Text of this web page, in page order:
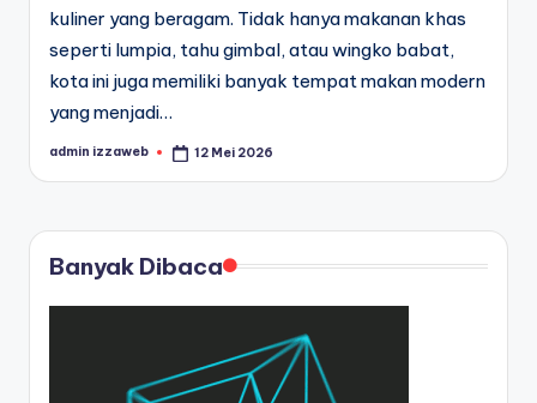
kuliner yang beragam. Tidak hanya makanan khas
seperti lumpia, tahu gimbal, atau wingko babat,
kota ini juga memiliki banyak tempat makan modern
yang menjadi…
Posted
admin izzaweb 12 Mei 2026
Banyak Dibaca